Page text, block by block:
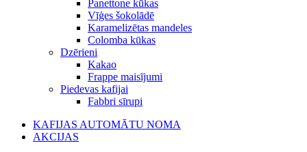
Panettone kūkas
Vīģes šokolādē
Karamelizētas mandeles
Colomba kūkas
Dzērieni
Kakao
Frappe maisījumi
Piedevas kafijai
Fabbri sīrupi
KAFIJAS AUTOMĀTU NOMA
AKCIJAS